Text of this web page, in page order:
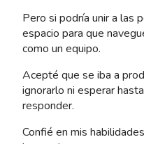
Pero si podría unir a las
espacio para que
como un equipo.
Acepté que se iba a
ignorarlo ni esperar
responder.
Confié en mis